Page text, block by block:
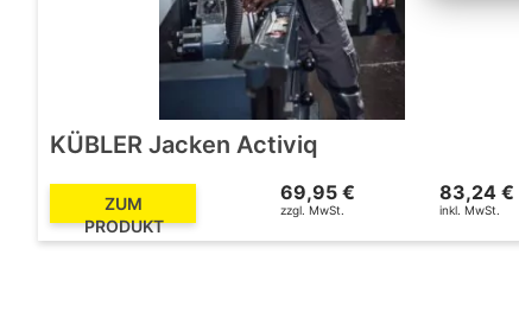
KÜBLER Jacken Activiq
ZUM
PRODUKT
69,95 €
zzgl. MwSt.
83,24 €
inkl. MwSt.